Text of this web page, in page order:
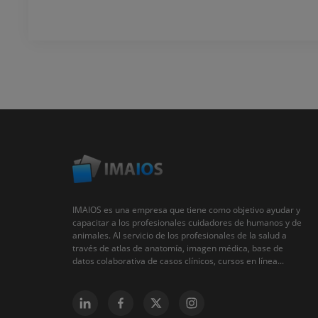
IMAIOS es una empresa que tiene como objetivo ayudar y
capacitar a los profesionales cuidadores de humanos y de
animales. Al servicio de los profesionales de la salud a
través de atlas de anatomía, imagen médica, base de
datos colaborativa de casos clínicos, cursos en línea...